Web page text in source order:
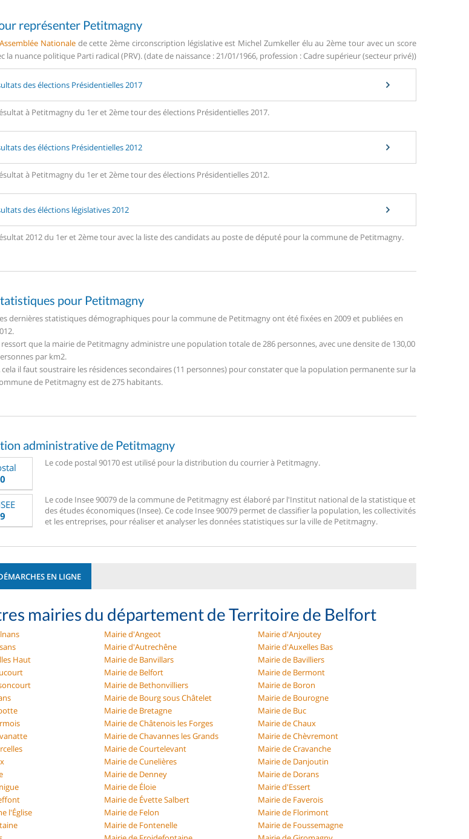
représenter Petitmagny
Nationalede cette 2ème circonscription législative est Michel Zumkeller élu au 2ème tour avec un score
la nuance politique Parti radical (PRV). (date de naissance : 21/01/1966, profession : Cadre supérieur (secteur privé))
des élections Présidentielles 2017
à Petitmagny du 1er et 2ème tour des élections Présidentielles 2017.
des éléctions Présidentielles 2012
à Petitmagny du 1er et 2ème tour des élections Présidentielles 2012.
des éléctions législatives 2012
2012 du 1er et 2ème tour avec la liste des candidats au poste de député pour la commune de Petitmagny.
pour Petitmagny
dernières statistiques démographiques pour la commune de Petitmagny ont été fixées en 2009 et publiées en
ressort que la mairie de Petitmagny administre une population totale de 286 personnes, avec une densite de 130,00
par km2.
cela il faut soustraire les résidences secondaires (11 personnes) pour constater que la population permanente sur la
de Petitmagny est de 275 habitants.
administrative de Petitmagny
Le code postal 90170 est utilisé pour la distribution du courrier à Petitmagny.
Le code Insee 90079 de la commune de Petitmagny est élaboré par l'Institut national de la statistique et
des études économiques (Insee). Ce code Insee 90079 permet de classifier la population, les collectivités
et les entreprises, pour réaliser et analyser les données statistiques sur la ville de Petitmagny.
EN LIGNE
mairies du département de Territoire de Belfort
Mairie d'Angeot
Mairie d'Anjoutey
Mairie d'Autrechêne
Mairie d'Auxelles Bas
Haut
Mairie de Banvillars
Mairie de Bavilliers
Mairie de Belfort
Mairie de Bermont
Mairie de Bethonvilliers
Mairie de Boron
Mairie de Bourg sous Châtelet
Mairie de Bourogne
Mairie de Bretagne
Mairie de Buc
Mairie de Châtenois les Forges
Mairie de Chaux
Mairie de Chavannes les Grands
Mairie de Chèvremont
Mairie de Courtelevant
Mairie de Cravanche
Mairie de Cunelières
Mairie de Danjoutin
Mairie de Denney
Mairie de Dorans
Mairie de Éloie
Mairie d'Essert
Mairie de Évette Salbert
Mairie de Faverois
l'Église
Mairie de Felon
Mairie de Florimont
Mairie de Fontenelle
Mairie de Foussemagne